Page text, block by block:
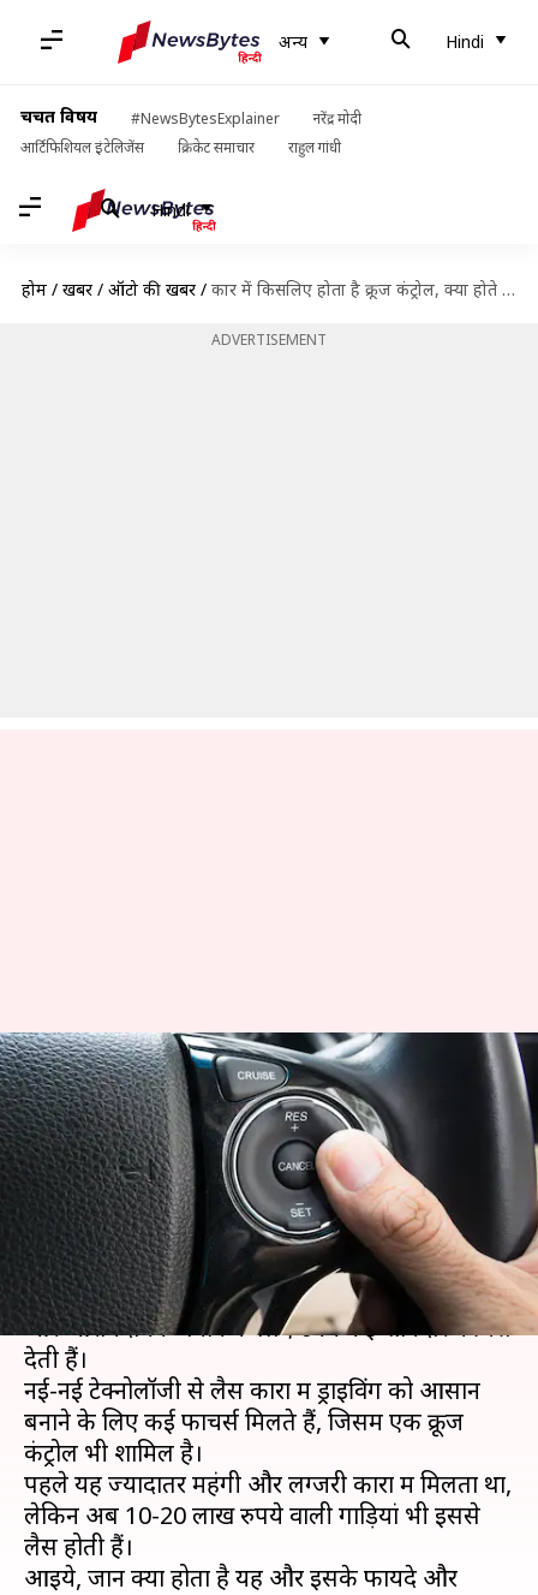
अन्य Hindi
चर्चित विषय #NewsBytesExplainer
नरेंद्र मोदी
आर्टिफिशियल इंटेलिजेंस
क्रिकेट समाचार राहुल गांधी
Hindi
होम / खबरें / ऑटो की खबरें / कार में किसलिए होता है क्रूज कंट्रोल, क्या होते हैं इसके फायदे और नुकसान?
ADVERTISEMENT
कार में किसलिए होता है क्रूज कंट्रोल,
क्या होते हैं इसके फायदे और
नुकसान?
लेखन मोना दीक्षित Apr 27, 2021 10:30 pm
क्या है खबर?
आजकल ऑटो कंपनियां अपनी कारों को अन्य से बेहतर
और आरामदायक बनाने के लिए उनमें कई शानदार फीचर्स
देती हैं।
नई-नई टेक्नोलॉजी से लैस कारों में ड्राइविंग को आसान
बनाने के लिए कई फाचर्स मिलते हैं, जिसमें एक क्रूज
कंट्रोल भी शामिल है।
पहले यह ज्यादातर महंगी और लग्जरी कारों में मिलता था,
लेकिन अब 10-20 लाख रुपये वाली गाड़ियां भी इससे
लैस होती हैं।
आइये, जानें क्या होता है यह और इसके फायदे और